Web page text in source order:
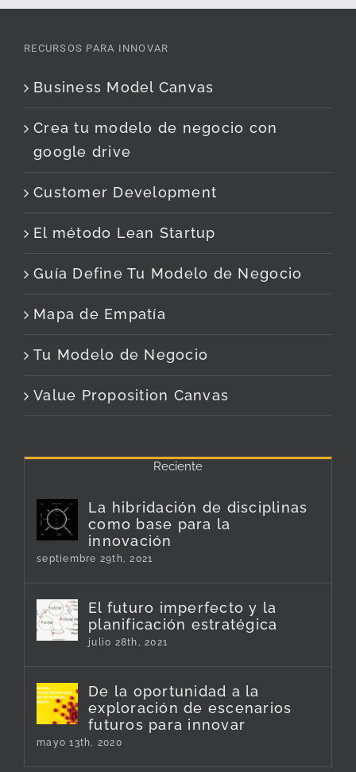
RECURSOS PARA INNOVAR
Business Model Canvas
Crea tu modelo de negocio con
google drive
Customer Development
El método Lean Startup
Guía Define Tu Modelo de Negocio
Mapa de Empatía
Tu Modelo de Negocio
Value Proposition Canvas
Reciente
La hibridación de disciplinas
como base para la
innovación
septiembre 29th, 2021
El futuro imperfecto y la
planificación estratégica
julio 28th, 2021
De la oportunidad a la
exploración de escenarios
futuros para innovar
mayo 13th, 2020